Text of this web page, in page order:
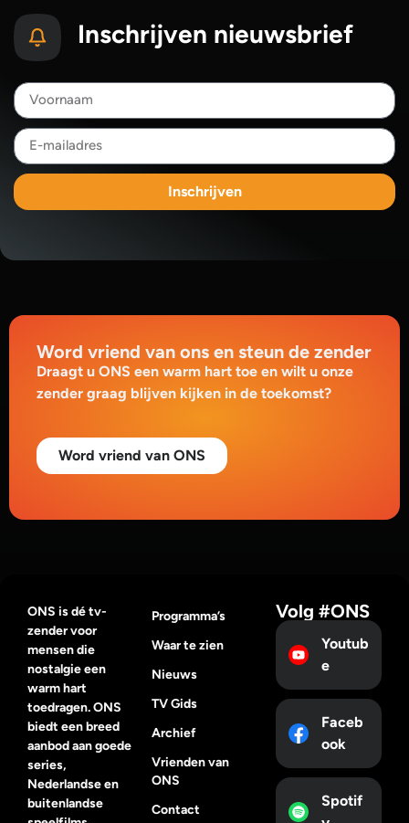
Inschrijven nieuwsbrief
Inschrijven
Word vriend van ons en steun de zender
Draagt u ONS een warm hart toe en wilt u onze
zender graag blijven kijken in de toekomst?
Word vriend van ONS
ONS is dé tv-
zender voor
mensen die
nostalgie een
warm hart
toedragen. ONS
biedt een breed
aanbod aan goede
series,
Nederlandse en
buitenlandse
Programma’s
Waar te zien
Nieuws
TV Gids
Archief
Vrienden van
ONS
Contact
Volg #ONS
Youtub
e
Faceb
ook
Spotif